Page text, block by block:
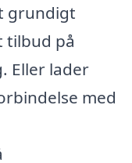
grundigt
tilbud på
Eller lader
med